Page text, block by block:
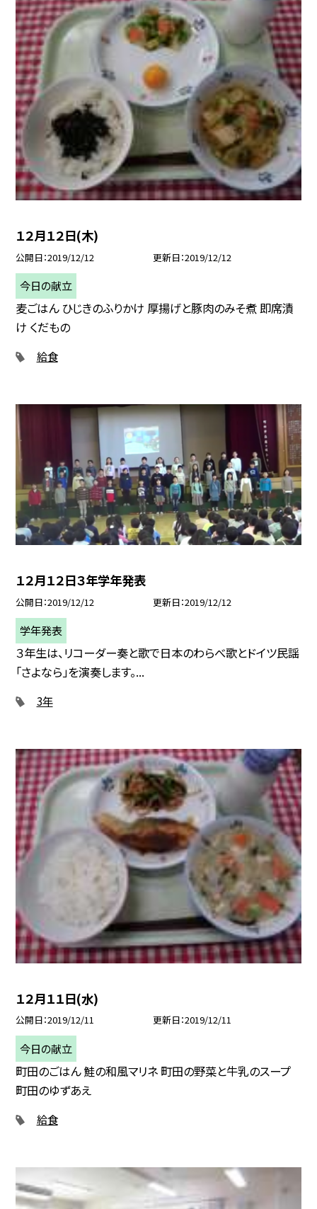
１２月１２日(木)
公開日 2019/12/12 更新日 2019/12/12
今日の献立
麦ごはん ひじきのふりかけ 厚揚げと豚肉のみそ煮 即席漬
け くだもの
給食
１２月１２日３年学年発表
公開日 2019/12/12 更新日 2019/12/12
学年発表
３年生は、リコーダー奏と歌で日本のわらべ歌とドイツ民謡
「さよなら」を演奏します。...
3年
１２月１１日(水)
公開日 2019/12/11 更新日 2019/12/11
今日の献立
町田のごはん 鮭の和風マリネ 町田の野菜と牛乳のスープ
町田のゆずあえ
給食